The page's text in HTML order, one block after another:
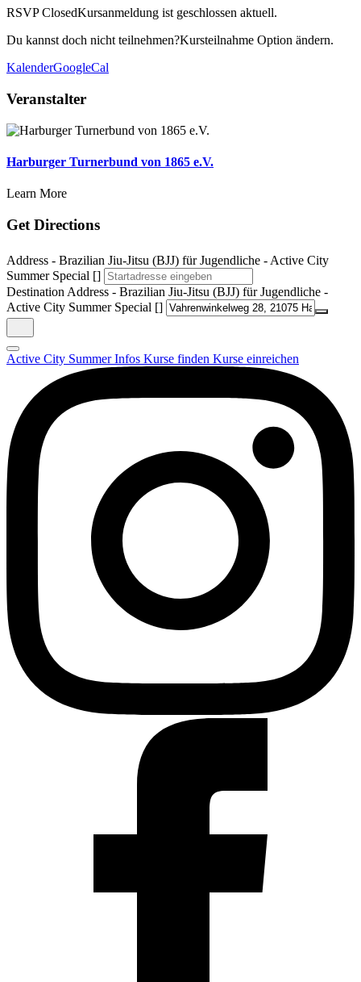
RSVP ClosedKursanmeldung ist geschlossen aktuell.
Du kannst doch nicht teilnehmen?Kursteilnahme Option ändern.
KalenderGoogleCal
Veranstalter
Harburger Turnerbund von 1865 e.V.
Learn More
Get Directions
Address - Brazilian Jiu-Jitsu (BJJ) für Jugendliche - Active City
Summer Special []
Destination Address - Brazilian Jiu-Jitsu (BJJ) für Jugendliche -
Active City Summer Special []
Active City SummerInfos Kurse finden Kurse einreichen